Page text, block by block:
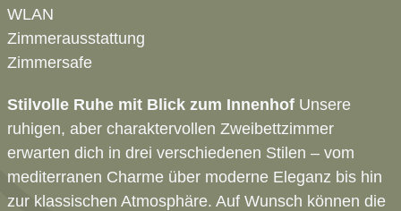
WLAN
Zimmerausstattung
Zimmersafe
Stilvolle Ruhe mit Blick zum Innenhof Unsere
ruhigen, aber charaktervollen Zweibettzimmer
erwarten dich in drei verschiedenen Stilen – vom
mediterranen Charme über moderne Eleganz bis hin
zur klassischen Atmosphäre. Auf Wunsch können die